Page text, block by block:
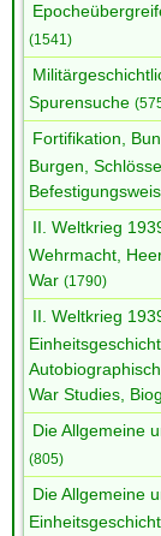
(1541)
Spurensuche
Fortifikation,
Burgen,
II. Weltkrieg
Wehrmacht,
War (1790)
II. Weltkrieg
War Studies,
Die Allgemeine
(805)
Die Allgemeine